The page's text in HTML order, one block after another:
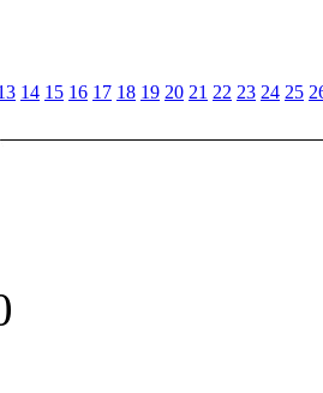
14 15 16 17 18 19 20 21 22 23 24 25